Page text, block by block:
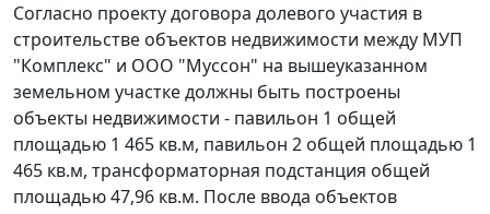
Согласно проекту договора долевого участия в
строительстве объектов недвижимости между МУП
"Комплекс" и ООО "Муссон" на вышеуказанном
земельном участке должны быть построены
объекты недвижимости - павильон 1 общей
площадью 1 465 кв.м, павильон 2 общей площадью 1
465 кв.м, трансформаторная подстанция общей
площадью 47,96 кв.м. После ввода объектов